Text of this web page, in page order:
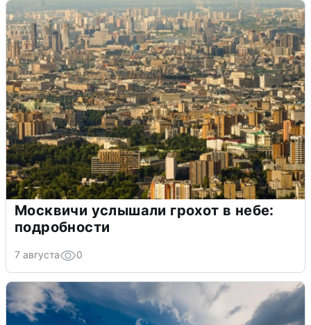
Москвичи услышали грохот в небе:
подробности
7 августа 0